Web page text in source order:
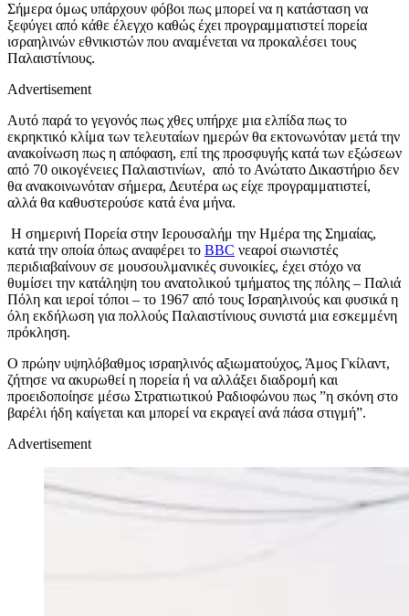
Σήμερα όμως υπάρχουν φόβοι πως μπορεί να η κατάσταση να
ξεφύγει από κάθε έλεγχο καθώς έχει προγραμματιστεί πορεία
ισραηλινών εθνικιστών που αναμένεται να προκαλέσει τους
Παλαιστίνιους.
Advertisement
Αυτό παρά το γεγονός πως χθες υπήρχε μια ελπίδα πως το
εκρηκτικό κλίμα των τελευταίων ημερών θα εκτονωνόταν μετά την
ανακοίνωση πως η απόφαση, επί της προσφυγής κατά των εξώσεων
από 70 οικογένειες Παλαιστινίων, από το Ανώτατο Δικαστήριο δεν
θα ανακοινωνόταν σήμερα, Δευτέρα ως είχε προγραμματιστεί,
αλλά θα καθυστερούσε κατά ένα μήνα.
Η σημερινή Πορεία στην Ιερουσαλήμ την Ημέρα της Σημαίας,
κατά την οποία όπως αναφέρει το BBC νεαροί σιωνιστές
περιδιαβαίνουν σε μουσουλμανικές συνοικίες, έχει στόχο να
θυμίσει την κατάληψη του ανατολικού τμήματος της πόλης – Παλιά
Πόλη και ιεροί τόποι – το 1967 από τους Ισραηλινούς και φυσικά η
όλη εκδήλωση για πολλούς Παλαιστίνιους συνιστά μια εσκεμμένη
πρόκληση.
Ο πρώην υψηλόβαθμος ισραηλινός αξιωματούχος, Άμος Γκίλαντ,
ζήτησε να ακυρωθεί η πορεία ή να αλλάξει διαδρομή και
προειδοποίησε μέσω Στρατιωτικού Ραδιοφώνου πως ”η σκόνη στο
βαρέλι ήδη καίγεται και μπορεί να εκραγεί ανά πάσα στιγμή”.
Advertisement